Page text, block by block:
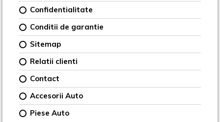
Confidentialitate
Conditii de garantie
Sitemap
Relatii clienti
Contact
Accesorii Auto
Piese Auto